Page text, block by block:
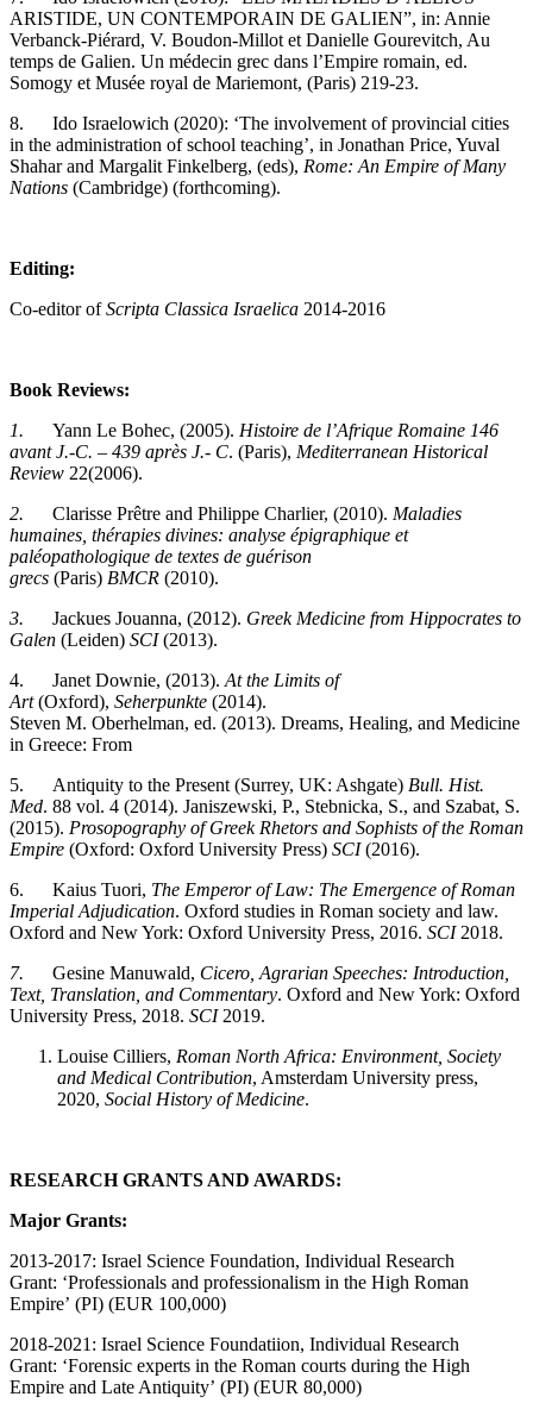
ARISTIDE, UN CONTEMPORAIN DE GALIEN”, in: Annie
Verbanck-Piérard, V. Boudon-Millot et Danielle Gourevitch, Au
temps de Galien. Un médecin grec dans l’Empire romain, ed.
Somogy et Musée royal de Mariemont, (Paris) 219-23.
8. Ido Israelowich (2020): ‘The involvement of provincial cities
in the administration of school teaching’, in Jonathan Price, Yuval
Shahar and Margalit Finkelberg, (eds), Rome: An Empire of Many
Nations (Cambridge) (forthcoming).
Editing:
Co-editor ofScripta Classica Israelica 2014-2016
Book Reviews:
1. Yann Le Bohec, (2005). Histoire de l’Afrique Romaine 146
avant J.-C. – 439 après J.- C. (Paris), Mediterranean Historical
Review 22(2006).
2. Clarisse Prêtre and Philippe Charlier, (2010). Maladies
humaines, thérapies divines: analyse épigraphique et
paléopathologique de textes de guérison
grecs (Paris) BMCR (2010).
3. Jackues Jouanna, (2012). Greek Medicine from Hippocrates to
Galen (Leiden) SCI(2013).
4. Janet Downie, (2013). At the Limits of
Art(Oxford), Seherpunkte (2014).
Steven M. Oberhelman, ed. (2013). Dreams, Healing, and Medicine
in Greece: From
5. Antiquity to the Present (Surrey, UK: Ashgate) Bull. Hist.
Med. 88 vol. 4 (2014). Janiszewski, P., Stebnicka, S., and Szabat, S.
(2015). Prosopography of Greek Rhetors and Sophists of the Roman
Empire (Oxford: Oxford University Press) SCI(2016).
6. Kaius Tuori, The Emperor of Law: The Emergence of Roman
Imperial Adjudication. Oxford studies in Roman society and law.
Oxford and New York: Oxford University Press, 2016. SCI 2018.
7. Gesine Manuwald, Cicero, Agrarian Speeches: Introduction,
Text, Translation, and Commentary. Oxford and New York: Oxford
University Press, 2018. SCI 2019.
Louise Cilliers, Roman North Africa: Environment, Society
and Medical Contribution, Amsterdam University press,
2020, Social History of Medicine.
RESEARCH GRANTS AND AWARDS:
Major Grants:
2013-2017: Israel Science Foundation, Individual Research
Grant: ‘Professionals and professionalism in the High Roman
Empire’ (PI) (EUR 100,000)
2018-2021: Israel Science Foundatiion, Individual Research
Grant: ‘Forensic experts in the Roman courts during the High
Empire and Late Antiquity’ (PI) (EUR 80,000)